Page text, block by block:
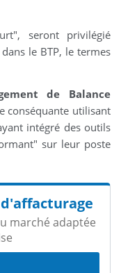
seront privilégié
le BTP, le termes
de Balance
conséquante utilisant
intégré des outils
sur leur poste
marché adaptée